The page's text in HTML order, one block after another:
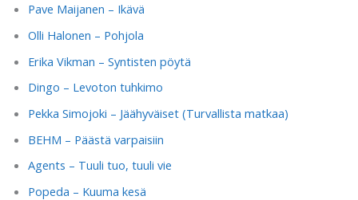
Pave Maijanen – Ikävä
Olli Halonen – Pohjola
Erika Vikman – Syntisten pöytä
Dingo – Levoton tuhkimo
Pekka Simojoki – Jäähyväiset (Turvallista matkaa)
BEHM – Päästä varpaisiin
Agents – Tuuli tuo, tuuli vie
Popeda – Kuuma kesä